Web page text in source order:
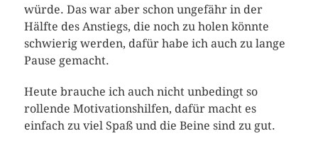
würde. Das war aber schon ungefähr in der
Hälfte des Anstiegs, die noch zu holen könnte
schwierig werden, dafür habe ich auch zu lange
Pause gemacht.
Heute brauche ich auch nicht unbedingt so
rollende Motivationshilfen, dafür macht es
einfach zu viel Spaß und die Beine sind zu gut.